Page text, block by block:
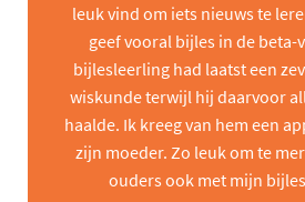
leuk vind om iets nieuws te
geef vooral bijles in de beta-
bijlesleerling had laatst een
wiskunde terwijl hij daarvoor
haalde. Ik kreeg van hem een
zijn moeder. Zo leuk om te
ouders ook met mijn